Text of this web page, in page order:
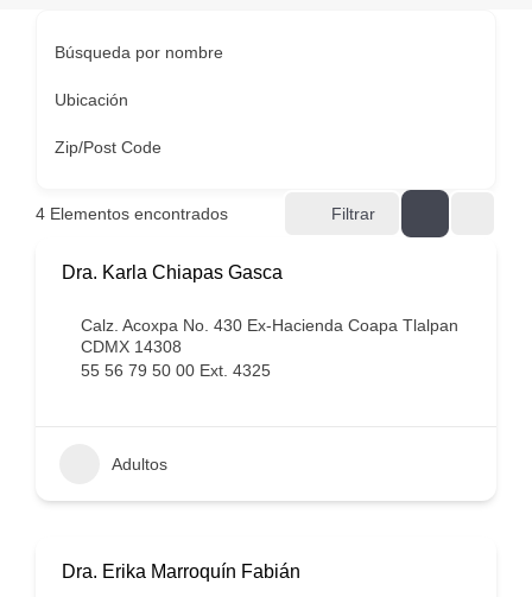
Búsqueda por nombre
Ubicación
Zip/Post Code
4 Elementos encontrados Filtrar
Dra. Karla Chiapas Gasca
Calz. Acoxpa No. 430 Ex-Hacienda Coapa Tlalpan
CDMX 14308
55 56 79 50 00 Ext. 4325
Adultos
Dra. Erika Marroquín Fabián